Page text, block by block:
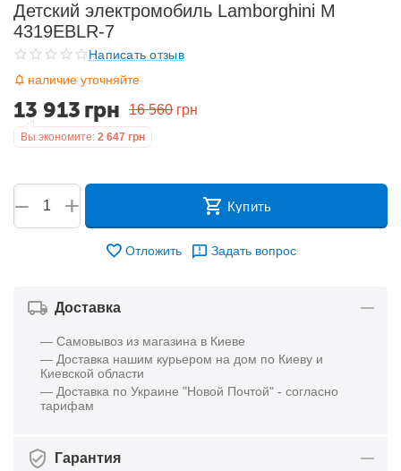
Детский электромобиль Lamborghini M
4319EBLR-7
Написать отзыв
наличие уточняйте
16 560 грн
13 913 грн
Вы экономите: 2 647 грн
+
− Купить
Отложить Задать вопрос
Доставка
— Самовывоз из магазина в Киеве
— Доставка нашим курьером на дом по Киеву и
Киевской области
— Доставка по Украине "Новой Почтой" - согласно
тарифам
Гарантия